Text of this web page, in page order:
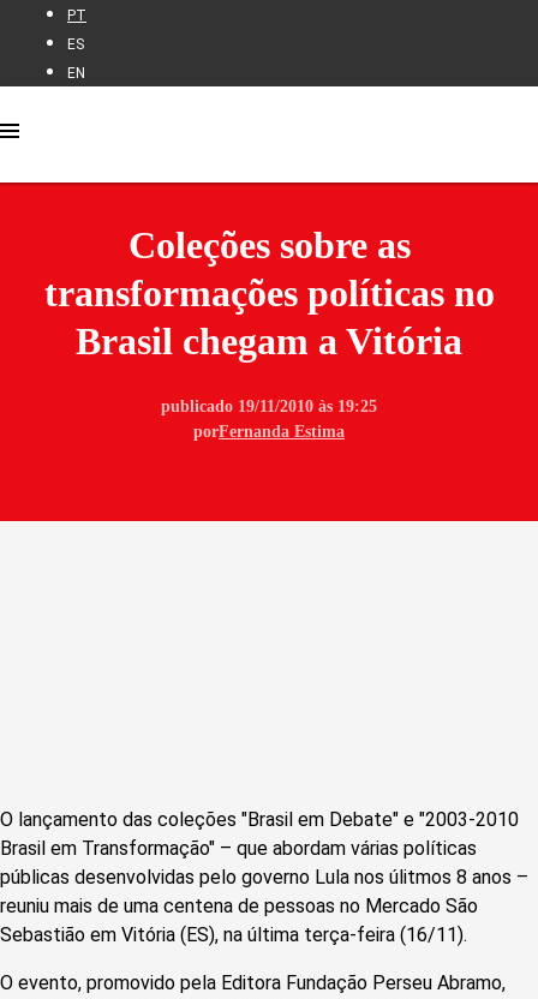
PT
ES
EN
Coleções sobre as
transformações políticas no
Brasil chegam a Vitória
publicado 19/11/2010 às 19:25
porFernanda Estima
O lançamento das coleções "Brasil em Debate" e "2003-2010
Brasil em Transformação" – que abordam várias políticas
públicas desenvolvidas pelo governo Lula nos úlitmos 8 anos –
reuniu mais de uma centena de pessoas no Mercado São
Sebastião em Vitória (ES), na última terça-feira (16/11).
O evento, promovido pela Editora Fundação Perseu Abramo,